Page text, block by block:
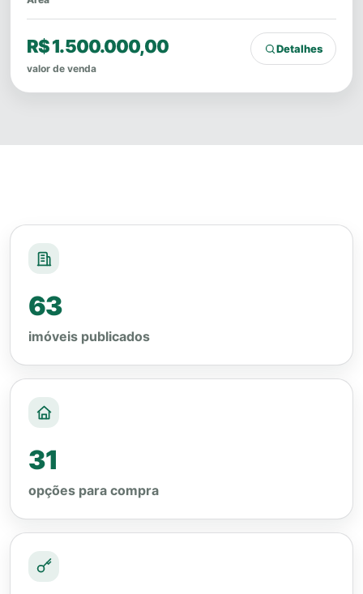
R$ 1.500.000,00
valor de venda
Detalhes
63
imóveis publicados
31
opções para compra